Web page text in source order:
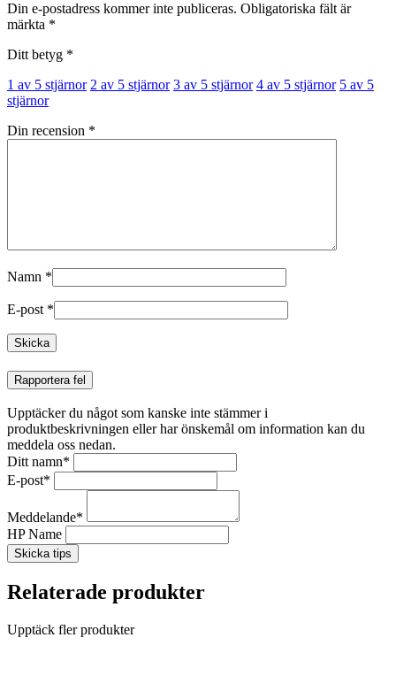
Din e-postadress kommer inte publiceras. Obligatoriska fält är
märkta *
Ditt betyg *
1 av 5 stjärnor 2 av 5 stjärnor 3 av 5 stjärnor 4 av 5 stjärnor 5 av 5
stjärnor
Din recension *
Namn *
E-post *
Rapportera fel
Upptäcker du något som kanske inte stämmer i
produktbeskrivningen eller har önskemål om information kan du
meddela oss nedan.
Ditt namn*
E-post*
Meddelande*
HP Name
Skicka tips
Relaterade produkter
Upptäck fler produkter